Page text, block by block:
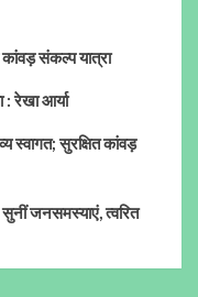
संकल्प यात्रा
रेखा आर्या
स्वागत; सुरक्षित कांवड़
जनसमस्याएं, त्वरित